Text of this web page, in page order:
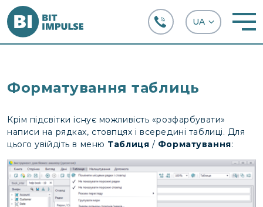
Форматування таблиць
Крім підсвітки існує можливість «розфарбувати»
написи на рядках, стовпцях і всередині таблиці. Для
цього увійдіть в меню Таблиця / Форматування: